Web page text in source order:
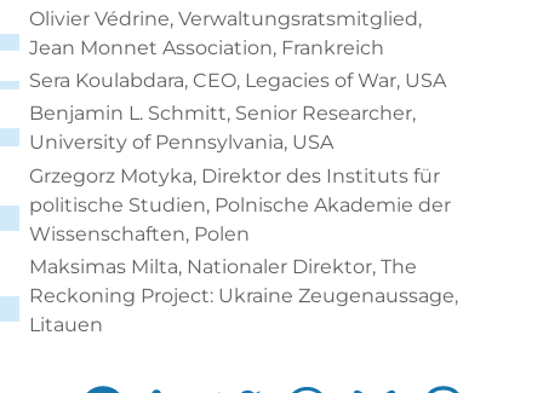
Olivier Védrine, Verwaltungsratsmitglied,
Jean Monnet Association, Frankreich
Sera Koulabdara, CEO, Legacies of War, USA
Benjamin L. Schmitt, Senior Researcher,
University of Pennsylvania, USA
Grzegorz Motyka, Direktor des Instituts für
politische Studien, Polnische Akademie der
Wissenschaften, Polen
Maksimas Milta, Nationaler Direktor, The
Reckoning Project: Ukraine Zeugenaussage,
Litauen